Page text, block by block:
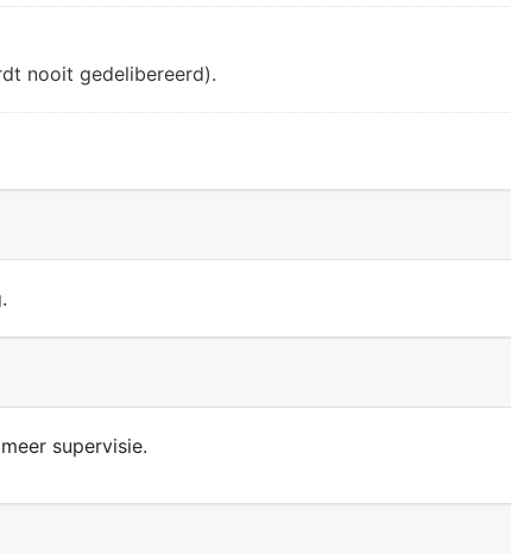
nooit gedelibereerd).
supervisie.